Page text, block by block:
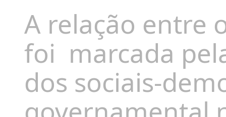
A relação entre
foi marcada
dos sociais-